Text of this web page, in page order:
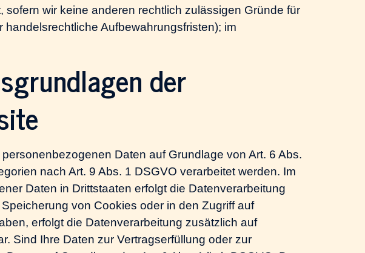
wir keine anderen rechtlich zulässigen Gründe für
Aufbewahrungsfristen); im
der
Daten auf Grundlage von Art. 6 Abs.
nach Art. 9 Abs. 1 DSGVO verarbeitet werden. Im
Daten in Drittstaaten erfolgt die Datenverarbeitung
von Cookies oder in den Zugriff auf
erfolgt die Datenverarbeitung zusätzlich auf
Sind Ihre Daten zur Vertragserfüllung oder zur